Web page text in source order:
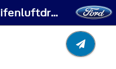
Räder und Reifen - Reifenluftdrücke